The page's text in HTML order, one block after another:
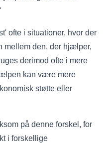
ofte i situationer, hvor der
mellem den, der hjælper,
derimod ofte i mere
kan være mere
støtte eller
på denne forskel, for
i forskellige